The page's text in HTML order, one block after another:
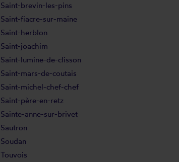
Saint-brevin-les-pins
Saint-fiacre-sur-maine
Saint-herblon
Saint-joachim
Saint-lumine-de-clisson
Saint-mars-de-coutais
Saint-michel-chef-chef
Saint-père-en-retz
Sainte-anne-sur-brivet
Sautron
Soudan
Touvois